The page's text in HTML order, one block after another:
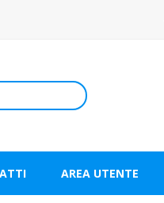
AREA UTENTE